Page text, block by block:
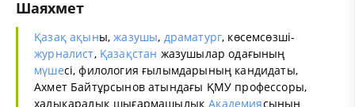
Шаяхмет
Қазақ ақыны,жазушы, драматург, көсемсөзші-
журналист, Қазақстан жазушылар одағының
мүшесі, филология ғылымдарының кандидаты,
Ахмет Байтұрсынов атындағы ҚМУ профессоры,
халықаралық шығармашылықАкадемиясының